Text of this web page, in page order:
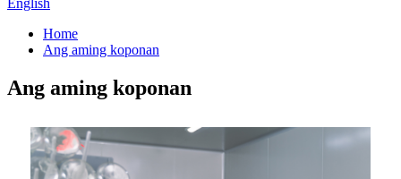
English
Home
Ang aming koponan
Ang aming koponan